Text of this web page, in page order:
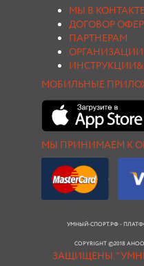
МЫ В КОНТАКТЕ
ДОГОВОР
ПАРТНЕРАМ
ОРГАНИЗАЦИИ
МОБИЛЬНЫЕ
МЫ ПРИНИМАЕМ К
УМНЫЙ-СПОРТ.РФ -
COPYRIGHT ©2018
ЗАЩИЩЕНЫ.